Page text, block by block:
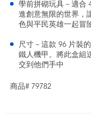
學前拼砌玩具－適合
進創意無限的世界，
色與平民英雄一起冒
尺寸－這款 96 片裝
鐵人機甲。將此盒組
交到他們手中
商品# 79782